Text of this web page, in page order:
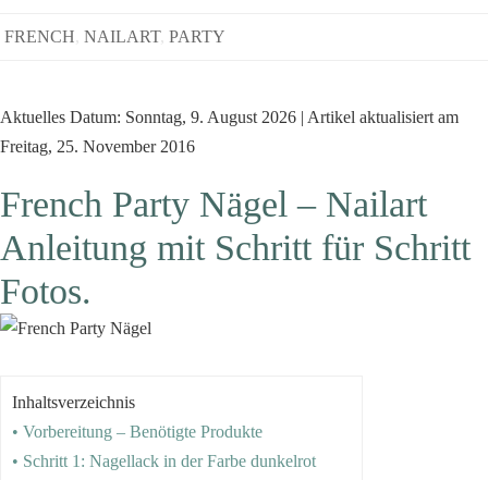
FRENCH, NAILART, PARTY
Aktuelles Datum: Sonntag, 9. August 2026 | Artikel aktualisiert am
Freitag, 25. November 2016
French Party Nägel – Nailart
Anleitung mit Schritt für Schritt
Fotos.
Inhaltsverzeichnis
• Vorbereitung – Benötigte Produkte
• Schritt 1: Nagellack in der Farbe dunkelrot